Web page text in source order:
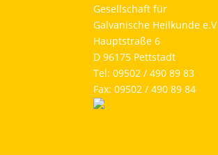
Gesellschaft für
Galvanische Heilkunde e.V
Hauptstraße 6
D 96175 Pettstadt
Tel: 09502 / 490 89 83
Fax: 09502 / 490 89 84